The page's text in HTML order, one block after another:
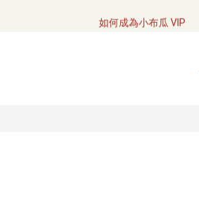
全網訂單將於7/4 開始配送
如何成為小布瓜 VIP